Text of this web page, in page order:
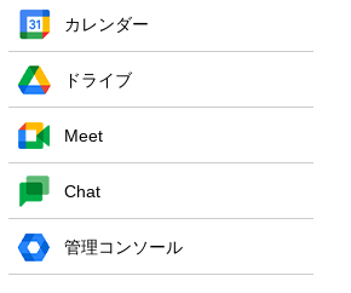
カレンダー
ドライブ
Meet
Chat
管理コンソール